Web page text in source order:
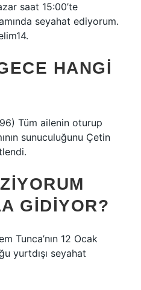
saat 15:00’te
seyahat ediyorum.
HANGI
Tüm ailenin oturup
sunuculuğunu Çetin
GIDIYOR?
Tunca’nın 12 Ocak
yurtdışı seyahat